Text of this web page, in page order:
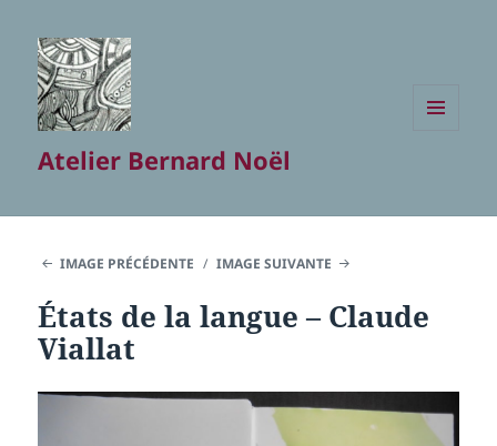
Atelier Bernard Noël
IMAGE PRÉCÉDENTE IMAGE SUIVANTE
États de la langue – Claude
Viallat